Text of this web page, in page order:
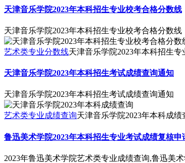
天津音乐学院2023年本科招生专业校考合格分数线
天津音乐学院2023年本科招生专业校考合格分数线
艺术类专业分数线天津音乐学院2023年本科招生
天津音乐学院2023年本科招生考试成绩查询通知
天津音乐学院2023年本科招生考试成绩查询通知
艺术类专业成绩查询天津音乐学院2023年本科成绩
鲁迅美术学院2023年本科招生专业考试成绩复核申
2023年鲁迅美术学院艺术类专业成绩查询,鲁迅美